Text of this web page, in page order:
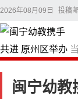
2026年08月09日 投稿
闽宁幼教